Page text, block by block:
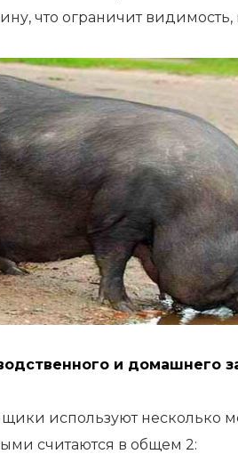
что ограничит видимость,
и домашнего
используют несколько
считаются в общем 2: